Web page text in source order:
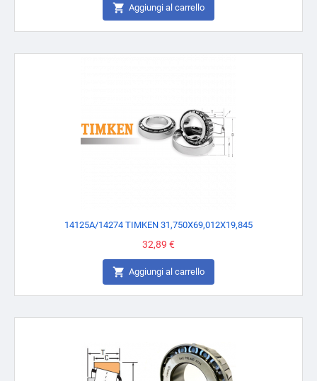
 Aggiungi al carrello
14125A/14274 TIMKEN 31,750X69,012X19,845
Prezzo
32,89 €
 Aggiungi al carrello